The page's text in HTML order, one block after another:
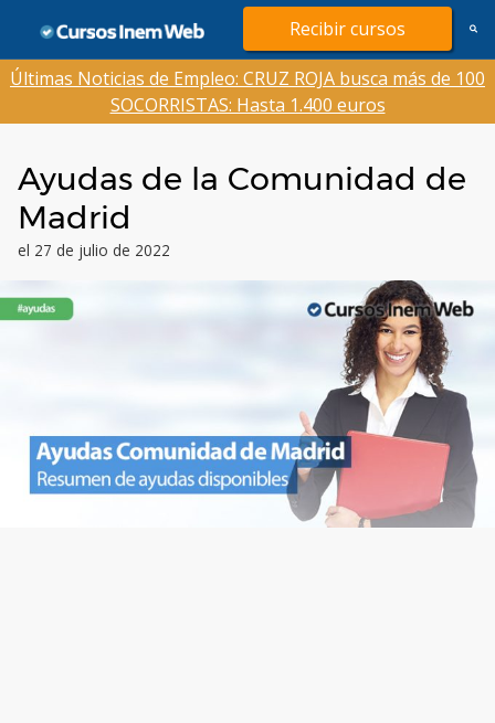
contenido
Recibir cursos
Últimas Noticias de Empleo: CRUZ ROJA busca más de 100
SOCORRISTAS: Hasta 1.400 euros
Ayudas de la Comunidad de
Madrid
el 27 de julio de 2022